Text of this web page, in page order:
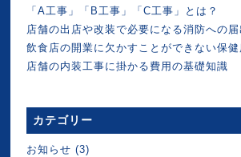
「A工事」「B工事」「C工事」とは？
店舗の出店や改装で必要になる消防への
飲食店の開業に欠かすことができない保
店舗の内装工事に掛かる費用の基礎知識
カテゴリー
お知らせ (3)